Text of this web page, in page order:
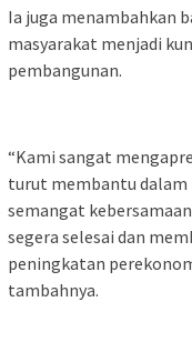
Ia juga menambahkan
masyarakat menjadi
pembangunan.
“Kami sangat
turut membantu dalam
semangat
segera selesai dan
peningkatan
tambahnya.